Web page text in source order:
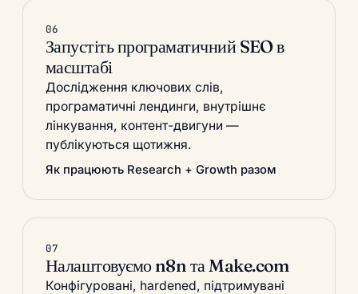
06
Запустіть програматичний SEO в
масштабі
Дослідження ключових слів,
програматичні лендинги, внутрішнє
лінкування, контент-двигуни —
публікуються щотижня.
Як працюють Research + Growth разом
07
Налаштовуємо n8n та Make.com
Конфігуровані, hardened, підтримувані